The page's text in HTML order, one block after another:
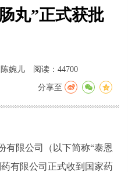
丸”正式获批
婉儿 阅读：44700
分享至
有限公司（以下简称“泰恩
有限公司正式收到国家药